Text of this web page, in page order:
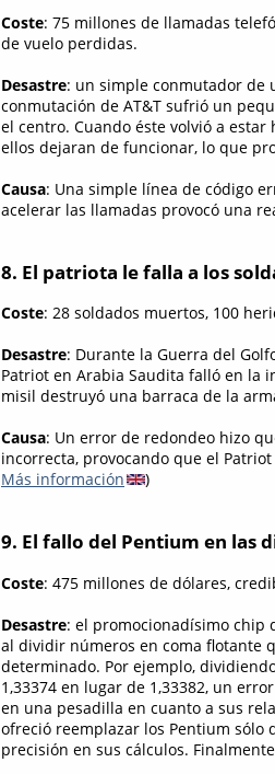
Coste: 75 millones de llamadas
de vuelo perdidas.
Desastre: un simple conmutador de
conmutación de AT&T sufrió un
el centro. Cuando éste volvió a
ellos dejaran de funcionar, lo que
Causa: Una simple línea de código
acelerar las llamadas provocó una
8. El patriota le falla a los
Coste: 28 soldados muertos, 100
Desastre: Durante la Guerra del
Patriot en Arabia Saudita falló en la
misil destruyó una barraca de la
Causa: Un error de redondeo hizo
incorrecta, provocando que el
Más información
)
9. El fallo del Pentium en las
Coste: 475 millones de dólares,
Desastre: el promocionadísimo chip
al dividir números en coma flotante
determinado. Por ejemplo,
1,33374 en lugar de 1,33382, un
en una pesadilla en cuanto a sus
ofreció reemplazar los Pentium
precisión en sus cálculos.